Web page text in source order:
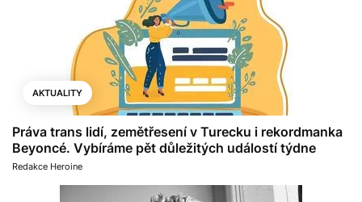
AKTUALITY
Práva trans lidí, zemětřesení v Turecku i rekordmanka
Beyoncé. Vybíráme pět důležitých událostí týdne
Redakce Heroine